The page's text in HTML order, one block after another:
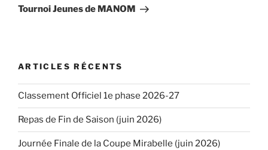
suivant
Tournoi Jeunes de MANOM
ARTICLES RÉCENTS
Classement Officiel 1e phase 2026-27
Repas de Fin de Saison (juin 2026)
Journée Finale de la Coupe Mirabelle (juin 2026)